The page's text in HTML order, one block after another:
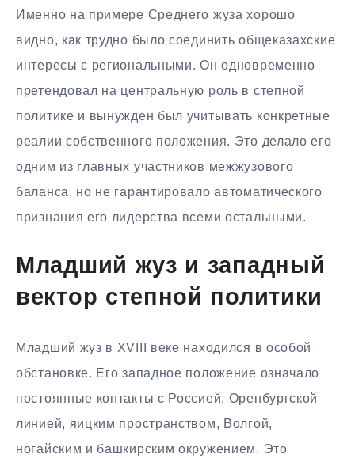
Именно на примере Среднего жуза хорошо
видно, как трудно было соединить общеказахские
интересы с региональными. Он одновременно
претендовал на центральную роль в степной
политике и вынужден был учитывать конкретные
реалии собственного положения. Это делало его
одним из главных участников межжузового
баланса, но не гарантировало автоматического
признания его лидерства всеми остальными.
Младший жуз и западный
вектор степной политики
Младший жуз в XVIII веке находился в особой
обстановке. Его западное положение означало
постоянные контакты с Россией, Оренбургской
линией, яицким пространством, Волгой,
ногайским и башкирским окружением. Это